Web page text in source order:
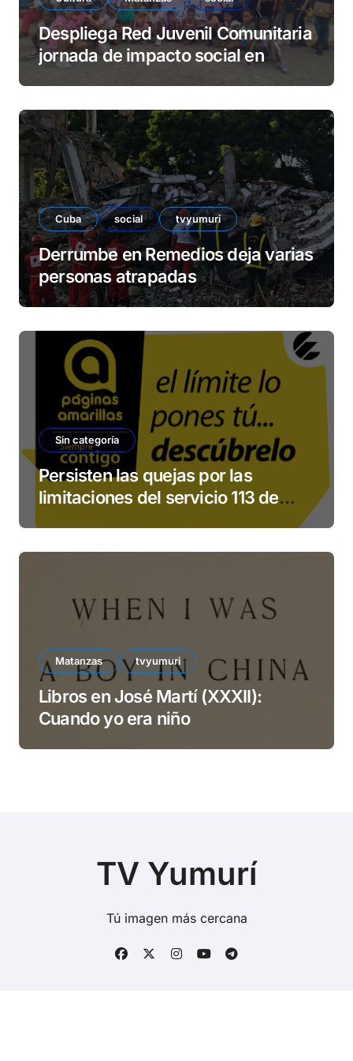
Despliega Red Juvenil Comunitaria
jornada de impacto social en
Cuba social tvyumuri
Derrumbe en Remedios deja varias
personas atrapadas
Sin categoría
Persisten las quejas por las
limitaciones del servicio 113 de
Matanzas tvyumuri
Libros en José Martí (XXXII):
Cuando yo era niño
TV Yumurí
Tú imagen más cercana